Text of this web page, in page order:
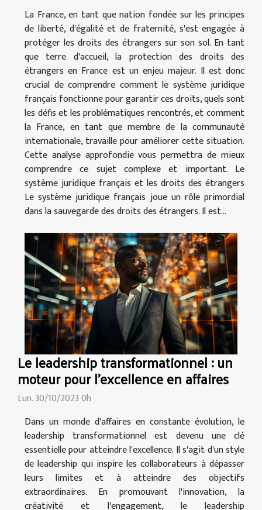
La France, en tant que nation fondée sur les principes
de liberté, d'égalité et de fraternité, s'est engagée à
protéger les droits des étrangers sur son sol. En tant
que terre d'accueil, la protection des droits des
étrangers en France est un enjeu majeur. Il est donc
crucial de comprendre comment le système juridique
français fonctionne pour garantir ces droits, quels sont
les défis et les problématiques rencontrés, et comment
la France, en tant que membre de la communauté
internationale, travaille pour améliorer cette situation.
Cette analyse approfondie vous permettra de mieux
comprendre ce sujet complexe et important. Le
système juridique français et les droits des étrangers
Le système juridique français joue un rôle primordial
dans la sauvegarde des droits des étrangers. Il est...
Le leadership transformationnel : un
moteur pour l'excellence en affaires
Lun. 30/10/2023 0h
Dans un monde d'affaires en constante évolution, le
leadership transformationnel est devenu une clé
essentielle pour atteindre l'excellence. Il s'agit d'un style
de leadership qui inspire les collaborateurs à dépasser
leurs limites et à atteindre des objectifs
extraordinaires. En promouvant l'innovation, la
créativité et l'engagement, le leadership